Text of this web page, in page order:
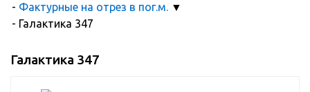
- Фактурные на отрез в пог.м. ▼
- Галактика 347
Галактика 347